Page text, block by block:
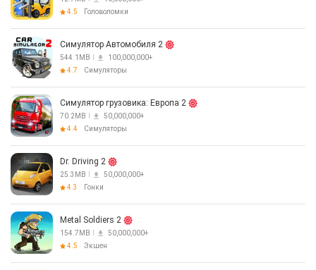
4.5
Головоломки
Симулятор Автомобиля 2
544.1MB
100,000,000+
4.7
Симуляторы
Симулятор грузовика: Европа 2
70.2MB
50,000,000+
4.4
Симуляторы
Dr. Driving 2
25.3MB
50,000,000+
4.3
Гонки
Metal Soldiers 2
154.7MB
50,000,000+
4.5
Экшен